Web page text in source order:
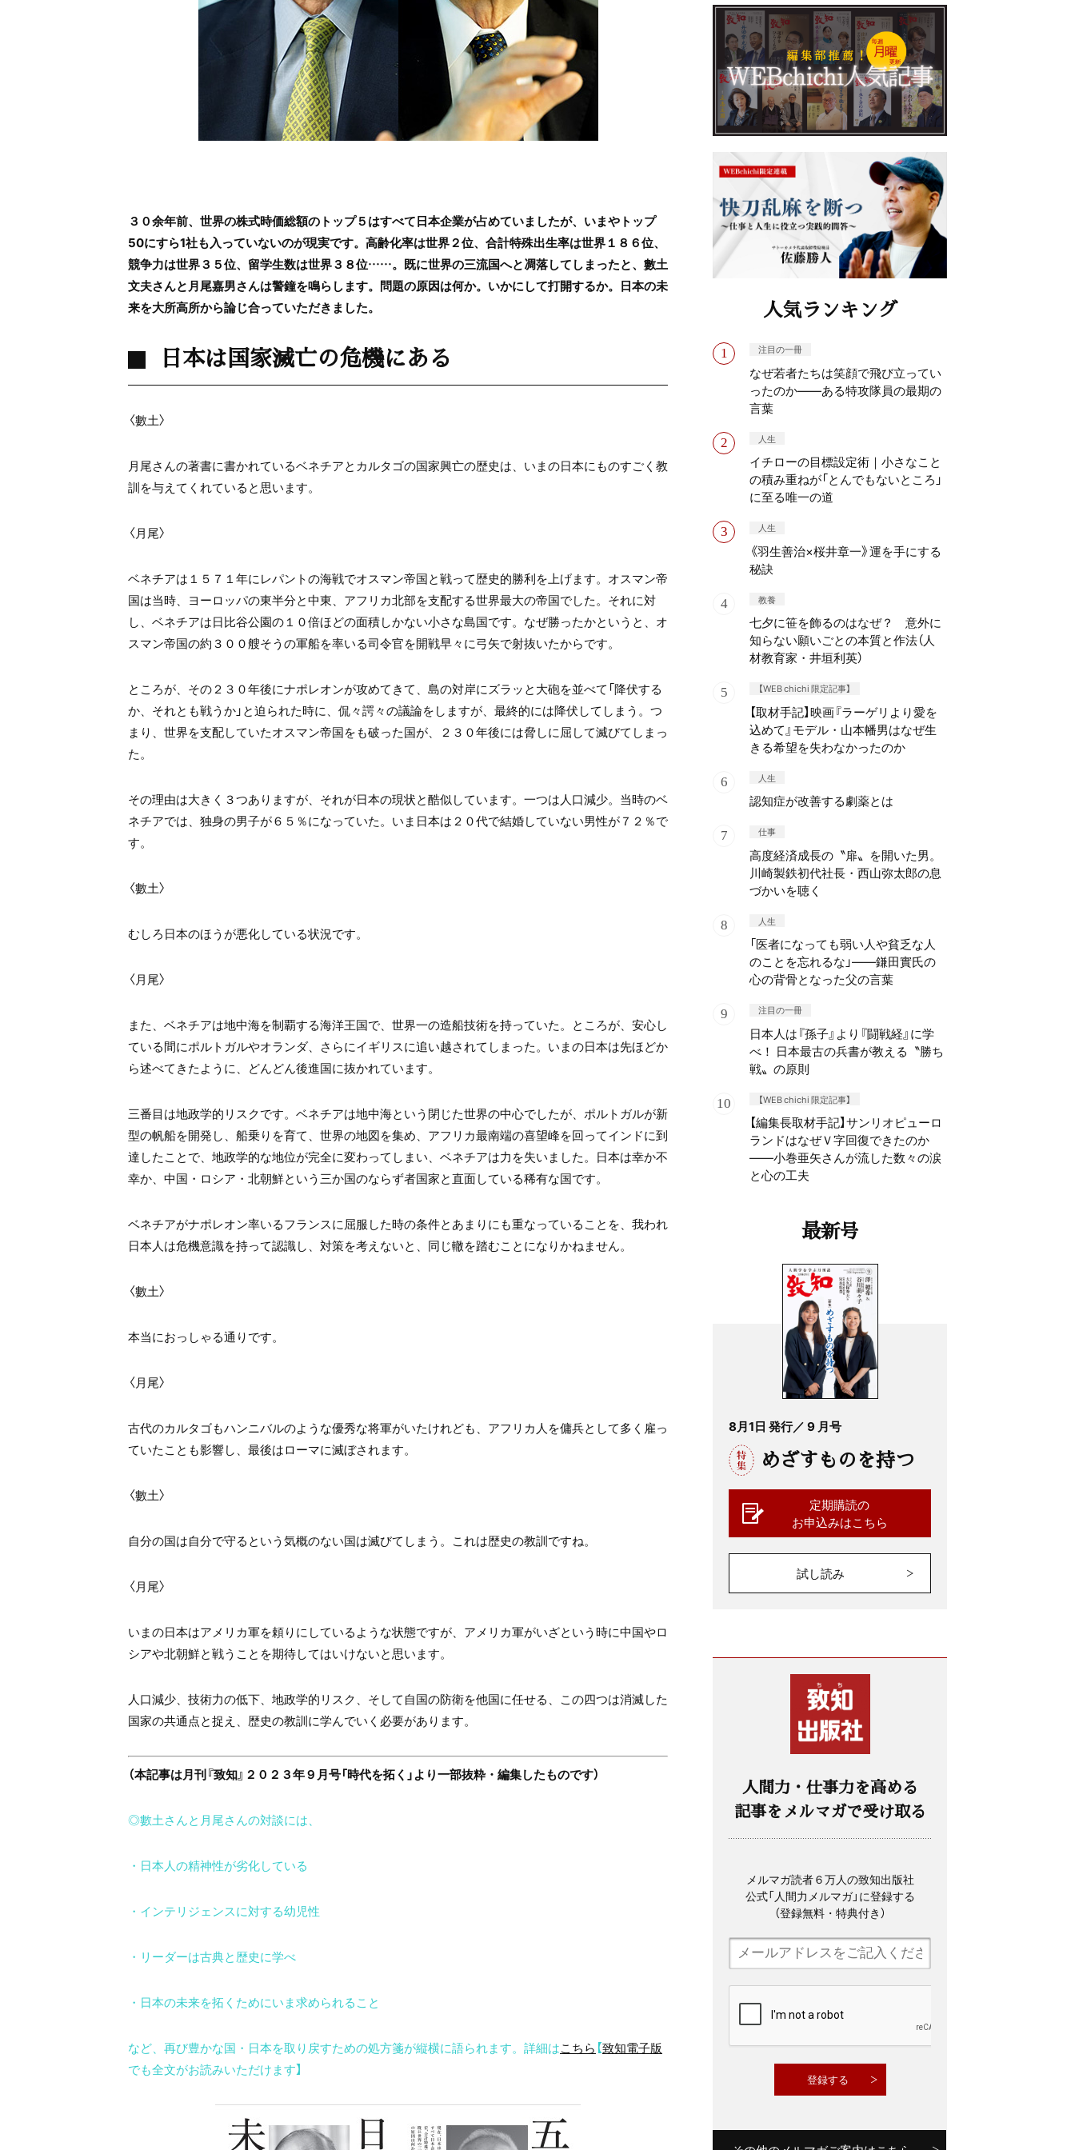
３０余年前、世界の株式時価総額のトップ５はすべて日本企業が占めていましたが、いまやトップ
50にすら1社も入っていないのが現実です。高齢化率は世界２位、合計特殊出生率は世界１８６位、
競争力は世界３５位、留学生数は世界３８位……。既に世界の三流国へと凋落してしまったと、數土
文夫さんと月尾嘉男さんは警鐘を鳴らします。問題の原因は何か。いかにして打開するか。日本の未
来を大所高所から論じ合っていただきました。
日本は国家滅亡の危機にある
〈數土〉
月尾さんの著書に書かれているベネチアとカルタゴの国家興亡の歴史は、いまの日本にものすごく教
訓を与えてくれていると思います。
〈月尾〉
ベネチアは１５７１年にレパントの海戦でオスマン帝国と戦って歴史的勝利を上げます。オスマン帝
国は当時、ヨーロッパの東半分と中東、アフリカ北部を支配する世界最大の帝国でした。それに対
し、ベネチアは日比谷公園の１０倍ほどの面積しかない小さな島国です。なぜ勝ったかというと、オ
スマン帝国の約３００艘そうの軍船を率いる司令官を開戦早々に弓矢で射抜いたからです。
ところが、その２３０年後にナポレオンが攻めてきて、島の対岸にズラッと大砲を並べて「降伏する
か、それとも戦うか」と迫られた時に、侃々諤々の議論をしますが、最終的には降伏してしまう。つ
まり、世界を支配していたオスマン帝国をも破った国が、２３０年後には脅しに屈して滅びてしまっ
た。
その理由は大きく３つありますが、それが日本の現状と酷似しています。一つは人口減少。当時のベ
ネチアでは、独身の男子が６５％になっていた。いま日本は２０代で結婚していない男性が７２％で
す。
〈數土〉
むしろ日本のほうが悪化している状況です。
〈月尾〉
また、ベネチアは地中海を制覇する海洋王国で、世界一の造船技術を持っていた。ところが、安心し
ている間にポルトガルやオランダ、さらにイギリスに追い越されてしまった。いまの日本は先ほどか
ら述べてきたように、どんどん後進国に抜かれています。
三番目は地政学的リスクです。ベネチアは地中海という閉じた世界の中心でしたが、ポルトガルが新
型の帆船を開発し、船乗りを育て、世界の地図を集め、アフリカ最南端の喜望峰を回ってインドに到
達したことで、地政学的な地位が完全に変わってしまい、ベネチアは力を失いました。日本は幸か不
幸か、中国・ロシア・北朝鮮という三か国のならず者国家と直面している稀有な国です。
ベネチアがナポレオン率いるフランスに屈服した時の条件とあまりにも重なっていることを、我われ
日本人は危機意識を持って認識し、対策を考えないと、同じ轍を踏むことになりかねません。
〈數土〉
本当におっしゃる通りです。
〈月尾〉
古代のカルタゴもハンニバルのような優秀な将軍がいたけれども、アフリカ人を傭兵として多く雇っ
ていたことも影響し、最後はローマに滅ぼされます。
〈數土〉
自分の国は自分で守るという気概のない国は滅びてしまう。これは歴史の教訓ですね。
〈月尾〉
いまの日本はアメリカ軍を頼りにしているような状態ですが、アメリカ軍がいざという時に中国やロ
シアや北朝鮮と戦うことを期待してはいけないと思います。
人口減少、技術力の低下、地政学的リスク、そして自国の防衛を他国に任せる、この四つは消滅した
国家の共通点と捉え、歴史の教訓に学んでいく必要があります。
（本記事は月刊『致知』２０２３年９月号「時代を拓く」より一部抜粋・編集したものです）
◎數土さんと月尾さんの対談には、
・日本人の精神性が劣化している
・インテリジェンスに対する幼児性
・リーダーは古典と歴史に学べ
・日本の未来を拓くためにいま求められること
など、再び豊かな国・日本を取り戻すための処方箋が縦横に語られます。詳細はこちら 【致知電子版
でも全文がお読みいただけます】
人気ランキング
注目の一冊
なぜ若者たちは笑顔で飛び立ってい
ったのか——ある特攻隊員の最期の
言葉
人生
イチローの目標設定術｜小さなこと
の積み重ねが「とんでもないところ」
に至る唯一の道
人生
《羽生善治×桜井章一》運を手にする
秘訣
教養
七夕に笹を飾るのはなぜ？ 意外に
知らない願いごとの本質と作法（人
材教育家・井垣利英）
【WEB chichi 限定記事】
【取材手記】映画『ラーゲリより愛を
込めて』モデル・山本幡男はなぜ生
きる希望を失わなかったのか
人生
認知症が改善する劇薬とは
仕事
高度経済成長の〝扉〟を開いた男。
川崎製鉄初代社長・西山弥太郎の息
づかいを聴く
人生
「医者になっても弱い人や貧乏な人
のことを忘れるな」——鎌田實氏の
心の背骨となった父の言葉
注目の一冊
日本人は『孫子』より『闘戦経』に学
べ！ 日本最古の兵書が教える〝勝ち
戦〟の原則
【WEB chichi 限定記事】
【編集長取材手記】サンリオピューロ
ランドはなぜＶ字回復できたのか
——小巻亜矢さんが流した数々の涙
と心の工夫
最新号
8月1日 発行／ 9 月号
めざすものを持つ
定期購読の
お申込みはこちら
試し読み
人間力・仕事力を高める
記事をメルマガで受け取る
メルマガ読者６万人の致知出版社
公式「人間力メルマガ」に登録する
（登録無料・特典付き）